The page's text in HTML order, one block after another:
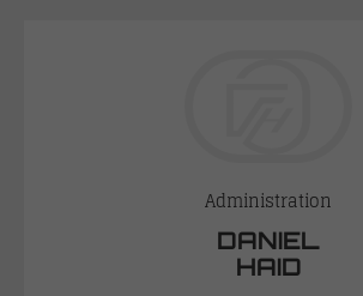
Administration
DANIEL
HAID